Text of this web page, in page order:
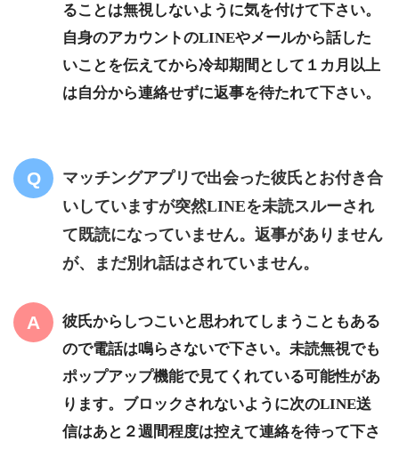
ることは無視しないように気を付けて下さい。
自身のアカウントのLINEやメールから話した
いことを伝えてから冷却期間として１カ月以上
は自分から連絡せずに返事を待たれて下さい。
マッチングアプリで出会った彼氏とお付き合
いしていますが突然LINEを未読スルーされ
て既読になっていません。返事がありません
が、まだ別れ話はされていません。
彼氏からしつこいと思われてしまうこともある
ので電話は鳴らさないで下さい。未読無視でも
ポップアップ機能で見てくれている可能性があ
ります。ブロックされないように次のLINE送
信はあと２週間程度は控えて連絡を待って下さ